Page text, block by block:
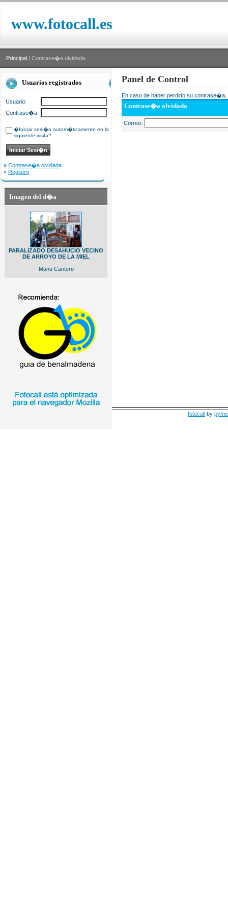
www.fotocall.es
Principal / Contrase�a olvidada
Usuarios registrados
Usuario:
Contrase�a:
�Iniciar sesi�n autom�ticamente en la
siguiente visita?
» Contrase�a olvidada
» Registro
Imagen del d�a
PARALIZADO DESAHUCIO VECINO
DE ARROYO DE LA MIEL
Manu Cantero
Panel de Control
En caso de haber perdido su
Contrase�a olvidada
Correo:
fotocall by